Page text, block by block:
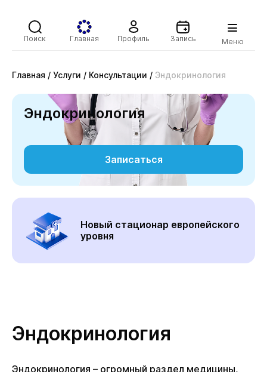
Поиск Главная Профиль Запись Меню
Главная / Услуги / Консультации / Эндокринология
Эндокринология
Записаться
Новый стационар европейского
уровня
Эндокринология
Эндокринология – огромный раздел медицины,